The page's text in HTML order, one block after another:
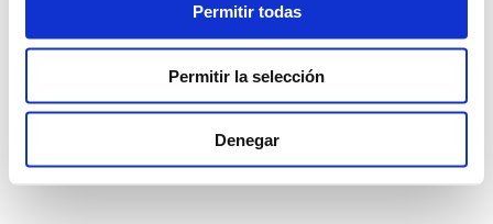
Permitir todas
Permitir la selección
Denegar